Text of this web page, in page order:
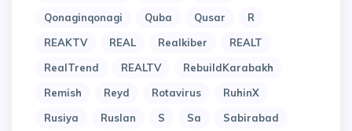
Qonaginqonagi
Quba Qusar
R
REAKTV
REAL Realkiber
REALT
RealTrend
REALTV
RebuildKarabakh
Remish
Reyd Rotavirus
RuhinX
Rusiya
Ruslan S Sa
Sabirabad